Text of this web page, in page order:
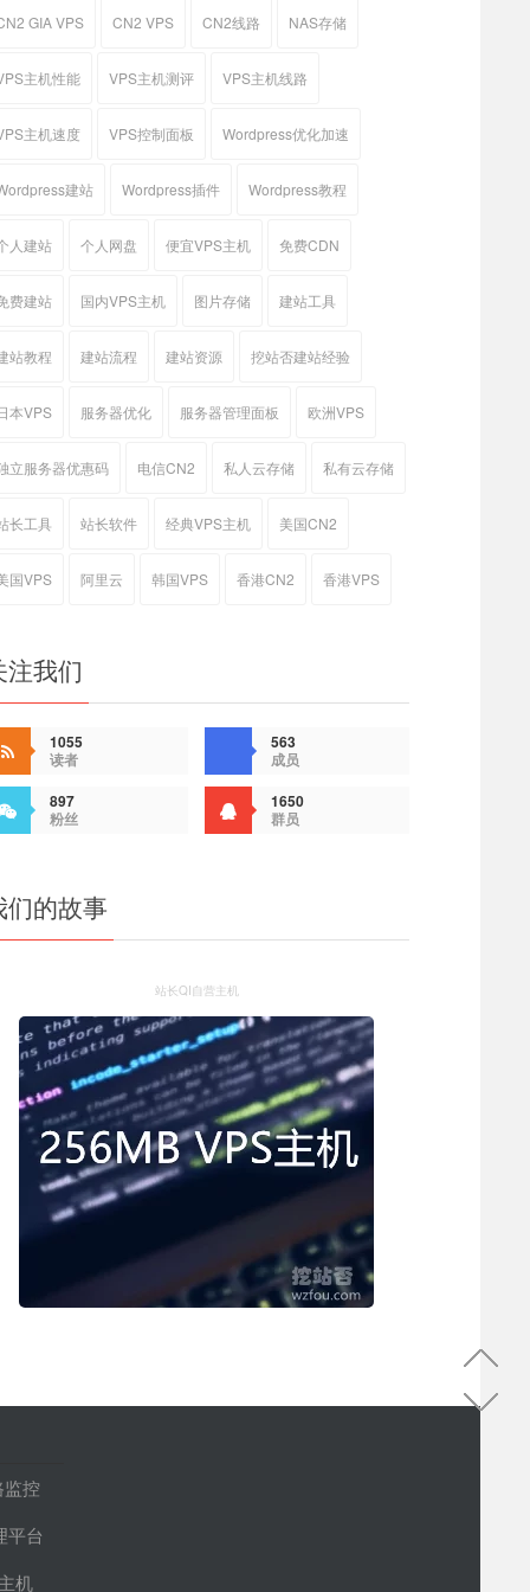
GIA VPS CN2 VPS CN2线路 NAS存储
主机性能 VPS主机测评 VPS主机线路
主机速度 VPS控制面板 Wordpress优化加速
建站 Wordpress插件 Wordpress教程
人建站 个人网盘 便宜VPS主机 免费CDN
费建站 国内VPS主机 图片存储 建站工具
站教程 建站流程 建站资源 挖站否建站经验
本VPS 服务器优化 服务器管理面板 欧洲VPS
立服务器优惠码 电信CN2 私人云存储 私有云存储
长工具 站长软件 经典VPS主机 美国CN2
国VPS 阿里云 韩国VPS 香港CN2 香港VPS
注我们
1055
读者
563
成员
897
粉丝
1650
群员
们的故事
站长QI自营主机
控
平台
机